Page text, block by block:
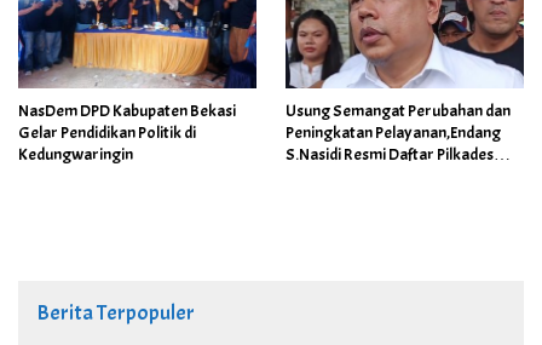
NasDem DPD Kabupaten Bekasi
Gelar Pendidikan Politik di
Kedungwaringin
Usung Semangat Perubahan dan
Peningkatan Pelayanan,Endang
S.Nasidi Resmi Daftar Pilkades
Berita Terpopuler